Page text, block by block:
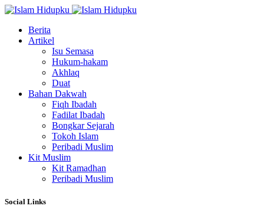
Berita
Artikel
Isu Semasa
Hukum-hakam
Akhlaq
Duat
Bahan Dakwah
Fiqh Ibadah
Fadilat Ibadah
Bongkar Sejarah
Tokoh Islam
Peribadi Muslim
Kit Muslim
Kit Ramadhan
Peribadi Muslim
Social Links